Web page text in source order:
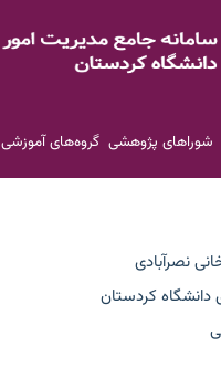
شوراهای پژوهشی گروه‌های آموزشی
نصرآبادی
دانشگاه کردستان